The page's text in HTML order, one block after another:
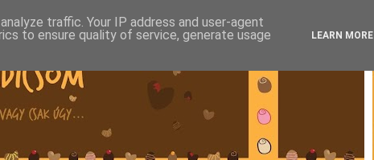
traffic. Your IP address and user-agent
to ensure quality of service, generate usage
LEARN MORE